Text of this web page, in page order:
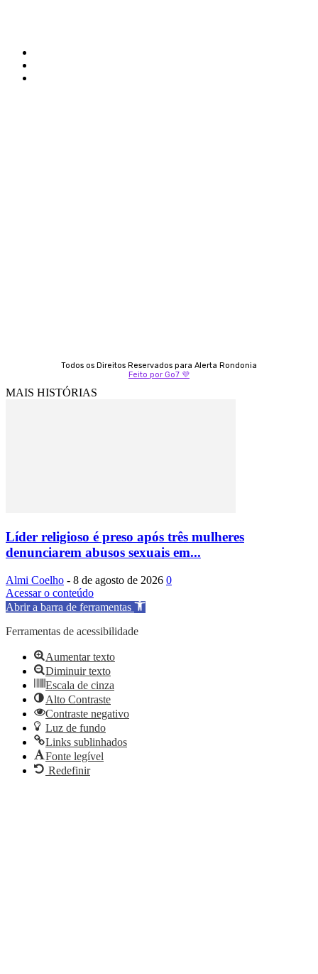
Todos os Direitos Reservados para Alerta Rondonia
Feito por Go7 💜
MAIS HISTÓRIAS
Líder religioso é preso após três mulheres
denunciarem abusos sexuais em...
Almi Coelho - 8 de agosto de 2026 0
Acessar o conteúdo
Abrir a barra de ferramentas
Ferramentas de acessibilidade
Aumentar texto
Diminuir texto
Escala de cinza
Alto Contraste
Contraste negativo
Luz de fundo
Links sublinhados
Fonte legível
Redefinir